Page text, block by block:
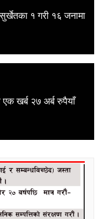
१ गरी १६ जनामा
खर्ब २७ अर्ब रुपैयाँ